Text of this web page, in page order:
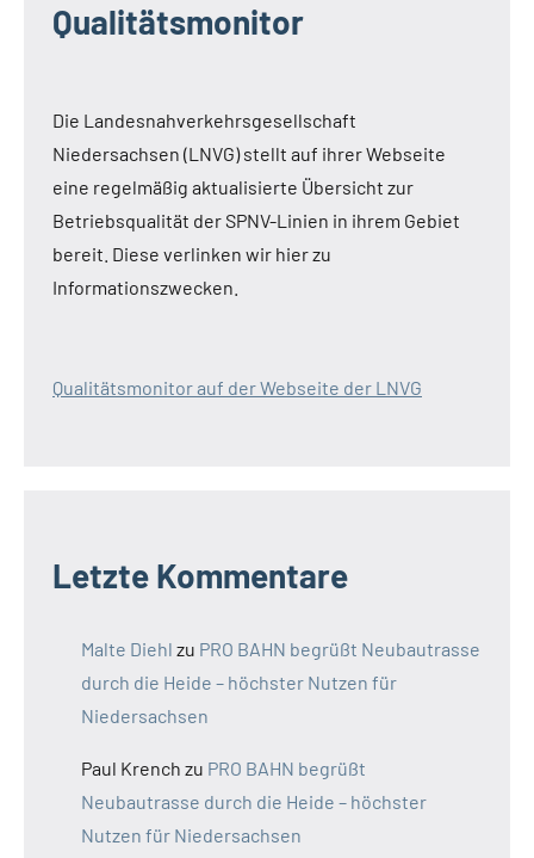
Qualitätsmonitor
Die Landesnahverkehrsgesellschaft
Niedersachsen (LNVG) stellt auf ihrer Webseite
eine regelmäßig aktualisierte Übersicht zur
Betriebsqualität der SPNV-Linien in ihrem Gebiet
bereit. Diese verlinken wir hier zu
Informationszwecken.
Qualitätsmonitor auf der Webseite der LNVG
Letzte Kommentare
Malte Diehl zu PRO BAHN begrüßt Neubautrasse
durch die Heide – höchster Nutzen für
Niedersachsen
Paul Krench zu PRO BAHN begrüßt
Neubautrasse durch die Heide – höchster
Nutzen für Niedersachsen